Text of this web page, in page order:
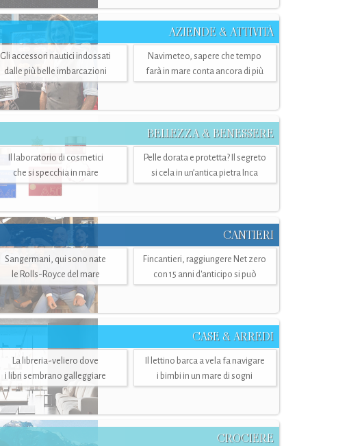
AZIENDE & ATTIVITÀ
Gli accessori nautici indossati
dalle più belle imbarcazioni
Navimeteo, sapere che tempo
farà in mare conta ancora di più
BELLEZZA & BENESSERE
Il laboratorio di cosmetici
che si specchia in mare
Pelle dorata e protetta? Il segreto
si cela in un’antica pietra Inca
CANTIERI
Sangermani, qui sono nate
le Rolls-Royce del mare
Fincantieri, raggiungere Net zero
con 15 anni d'anticipo si può
CASE & ARREDI
La libreria-veliero dove
i libri sembrano galleggiare
Il lettino barca a vela fa navigare
i bimbi in un mare di sogni
CROCIERE